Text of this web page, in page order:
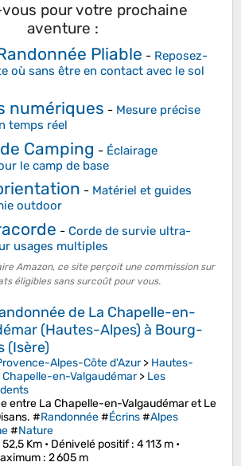
pour votre prochaine
aventure :
Pliable - Reposez-
où sans être en contact avec le sol
numériques - Mesure précise
temps réel
Camping - Éclairage
le camp de base
- Matériel et guides
outdoor
- Corde de survie ultra-
usages multiples
Amazon, ce site perçoit une commission sur
éligibles sans surcoût pour vous.
de La Chapelle-en-
(Hautes-Alpes) à Bourg-
(Isère)
Alpes-Côte d'Azur> Hautes-
Chapelle-en-Valgaudémar> Les
entre La Chapelle-en-Valgaudémar et Le
#Randonnée#Écrins#Alpes
#Nature
52,5 Km • Dénivelé positif: 4 113 m •
: 2 605 m